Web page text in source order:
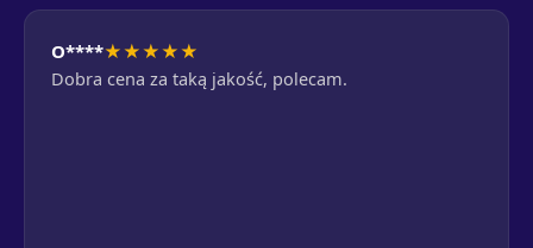
O****★★★★★
Dobra cena za taką jakość, polecam.